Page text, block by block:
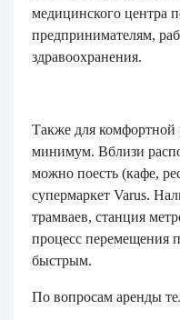
медицинского центра
предпринимателям,
здравоохранения.
Также для комфортной
минимум. Вблизи
можно поесть (кафе,
супермаркет Varus.
трамваев, станция
процесс перемещения
быстрым.
По вопросам аренды